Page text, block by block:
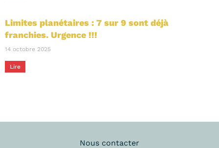
Limites planétaires : 7 sur 9 sont déjà
franchies. Urgence !!!
14 octobre 2025
Lire
Nous contacter